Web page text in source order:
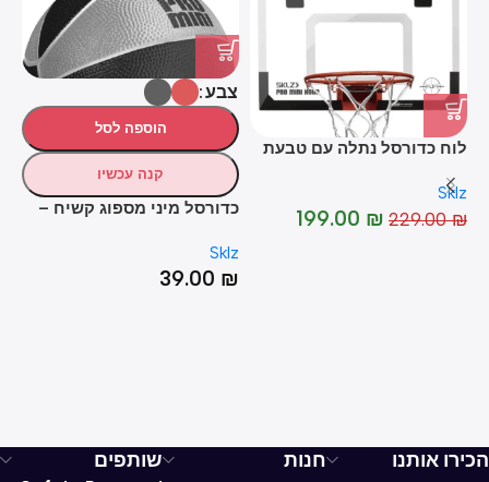
-13%
לוח כדורסל נתלה עם טבעת
Flip Over
Sklz
229.00₪
199.00 ₪
צבע
הוספה לסל
קנה עכשיו
כדורסל מיני מספוג קשיח –
Sklz
39.00 ₪
הכירו אותנו חנות
שותפים